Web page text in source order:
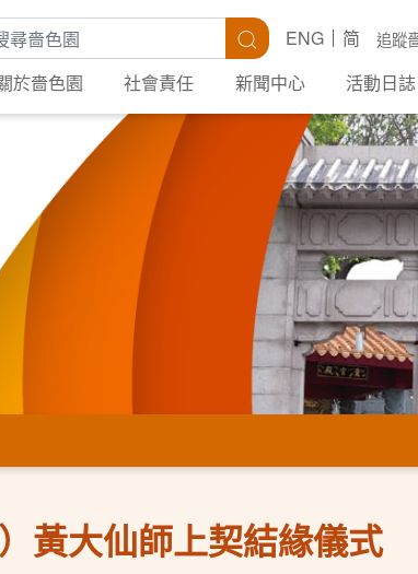
關鍵字 搜尋 追蹤
ENG
简
於嗇色園
社會責任 新聞中心 活動日誌
黃大仙師上契結緣儀式